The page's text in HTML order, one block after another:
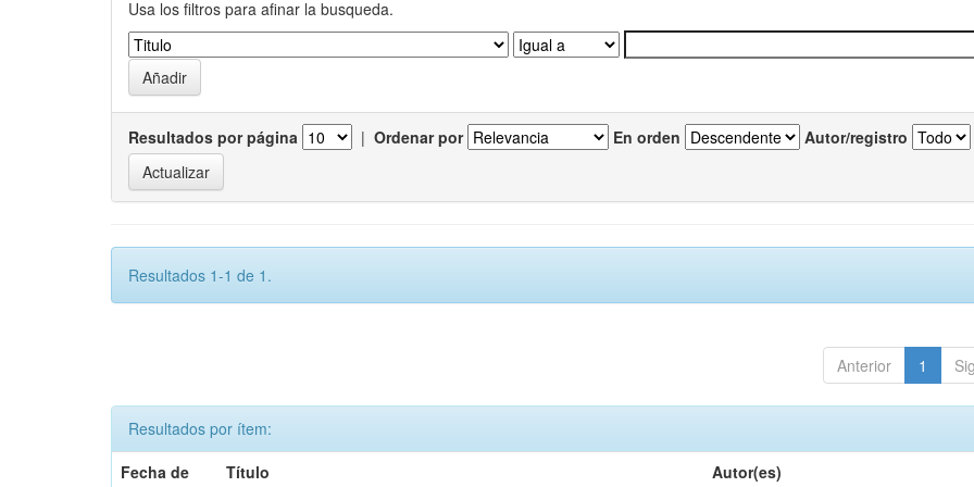
Usa los filtros para afinar la busqueda.
Resultados por página | Ordenar por En orden Autor/registro
Resultados 1-1 de 1.
Anterior 1
Resultados por ítem:
Fecha de
Título Autor(es)